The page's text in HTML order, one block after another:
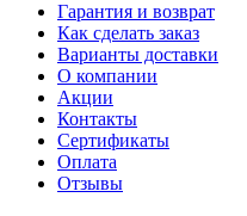
Гарантия и возврат
Как сделать заказ
Варианты доставки
О компании
Акции
Контакты
Сертификаты
Оплата
Отзывы